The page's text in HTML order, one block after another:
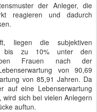
der Anleger, die
reagieren und dadurch
liegen die subjektiven
bis zu 10% unter den
Frauen nach der
von 90,69
von 85,91 Jahren. Da
auf eine Lebenserwartung
sich bei vielen Anlegern
auftun.